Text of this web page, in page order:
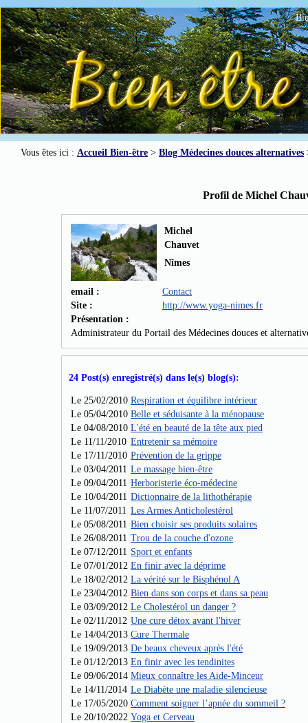
Vous êtes ici : Accueil Bien-être > Blog Médecines douces alternatives
Profil de Michel
Michel
Chauvet
Nîmes
email :
Contact
Site :
http://www.yoga-nimes.fr
Présentation :
Administrateur du Portail des Médecines douces et
24 Post(s) enregistré(s) dans le(s) blog(s):
Le 25/02/2010 Respiration et équilibre intérieur
Le 05/04/2010 Belle et séduisante à la ménopause
Le 04/08/2010 L'été en beauté de la tête aux pied
Le 11/11/2010 Entretenir sa mémoire
Le 17/11/2010 Prévention de la grippe
Le 03/04/2011 Le massage bien-être
Le 09/04/2011 Herboristerie éco-médecine
Le 10/04/2011 Dictionnaire de la lithothérapie
Le 11/07/2011 Les Armes Anticholestérol
Le 05/08/2011 Bien choisir ses produits solaires
Le 26/08/2011 Trou de la couche d'ozone
Le 07/12/2011 Sport et enfants
Le 07/01/2012 En finir avec la déprime
Le 18/02/2012 La vérité sur le Bisphénol A
Le 23/04/2012 Bien dans son corps et dans sa peau
Le 03/09/2012 Le Cholestérol un danger ?
Le 02/11/2012 Une cure détox avant l'hiver
Le 14/04/2013 Cure Thermale
Le 19/09/2013 De beaux cheveux après l'été
Le 01/12/2013 En finir avec les tendinites
Le 09/06/2014 Mieux connaître les Aide-Minceur
Le 14/11/2014 Le Diabète une maladie silencieuse
Le 17/05/2020 Comment soigner l’apnée du sommeil ?
Le 20/10/2022 Yoga et Cerveau